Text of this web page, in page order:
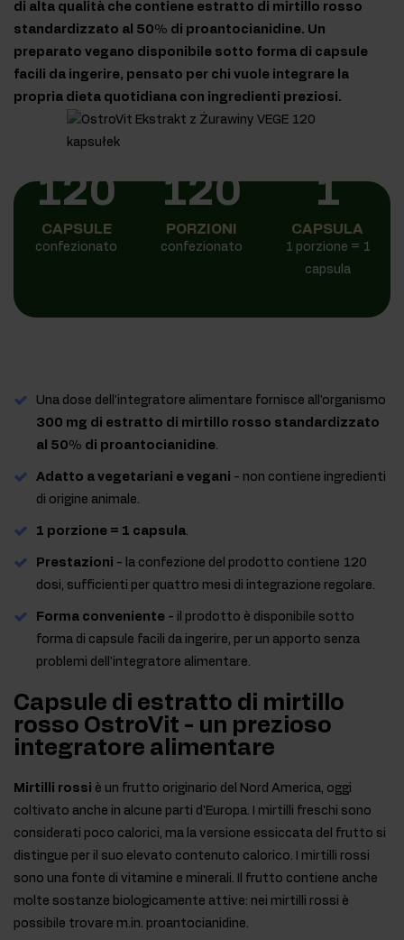
di alta qualità che contiene estratto di mirtillo rosso
standardizzato al 50% di proantocianidine. Un
preparato vegano disponibile sotto forma di capsule
facili da ingerire, pensato per chi vuole integrare la
propria dieta quotidiana con ingredienti preziosi.
120
CAPSULE
confezionato
120
PORZIONI
confezionato
1
CAPSULA
1 porzione = 1
capsula
Una dose dell'integratore alimentare fornisce all'organismo
300 mg di estratto di mirtillo rosso standardizzato
al 50% di proantocianidine.
Adatto a vegetariani e vegani - non contiene ingredienti
di origine animale.
1 porzione = 1 capsula.
Prestazioni - la confezione del prodotto contiene 120
dosi, sufficienti per quattro mesi di integrazione regolare.
Forma conveniente - il prodotto è disponibile sotto
forma di capsule facili da ingerire, per un apporto senza
problemi dell'integratore alimentare.
Capsule di estratto di mirtillo
rosso OstroVit - un prezioso
integratore alimentare
Mirtilli rossi è un frutto originario del Nord America, oggi
coltivato anche in alcune parti d'Europa. I mirtilli freschi sono
considerati poco calorici, ma la versione essiccata del frutto si
distingue per il suo elevato contenuto calorico. I mirtilli rossi
sono una fonte di vitamine e minerali. Il frutto contiene anche
molte sostanze biologicamente attive: nei mirtilli rossi è
possibile trovare m.in. proantocianidine.